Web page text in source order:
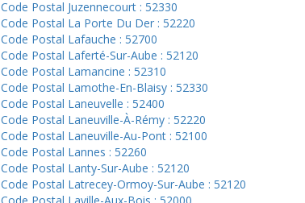
Code Postal Juzennecourt : 52330
Code Postal La Porte Du Der : 52220
Code Postal Lafauche : 52700
Code Postal Laferté-Sur-Aube : 52120
Code Postal Lamancine : 52310
Code Postal Lamothe-En-Blaisy : 52330
Code Postal Laneuvelle : 52400
Code Postal Laneuville-À-Rémy : 52220
Code Postal Laneuville-Au-Pont : 52100
Code Postal Lannes : 52260
Code Postal Lanty-Sur-Aube : 52120
Code Postal Latrecey-Ormoy-Sur-Aube : 52120